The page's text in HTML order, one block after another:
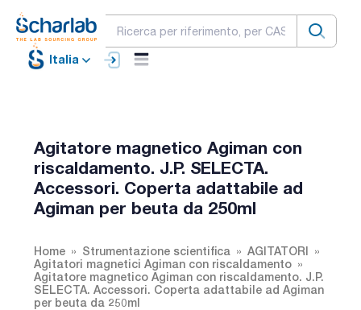
Italia
Agitatore magnetico Agiman con
riscaldamento. J.P. SELECTA.
Accessori. Coperta adattabile ad
Agiman per beuta da 250ml
Home Strumentazione scientifica
AGITATORI
Agitatori magnetici Agiman con riscaldamento
Agitatore magnetico Agiman con riscaldamento. J.P.
SELECTA. Accessori. Coperta adattabile ad Agiman
per beuta da 250ml